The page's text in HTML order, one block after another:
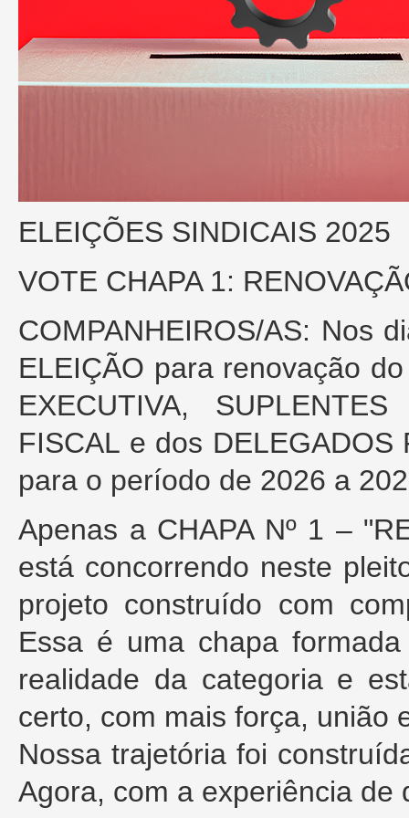
ELEIÇÕES SINDICAIS 2025
VOTE CHAPA 1:
COMPANHEIROS/AS: Nos
ELEIÇÃO para renovação
EXECUTIVA,
FISCAL e dos DELEGADOS
para o período de 2026 a
Apenas a CHAPA Nº 1 –
está concorrendo neste
projeto construído com
Essa é uma chapa
realidade da categoria e
certo, com mais força, união
Nossa trajetória foi
Agora, com a experiência